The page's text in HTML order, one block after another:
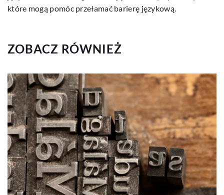
które mogą pomóc przełamać barierę językową.
ZOBACZ RÓWNIEŻ